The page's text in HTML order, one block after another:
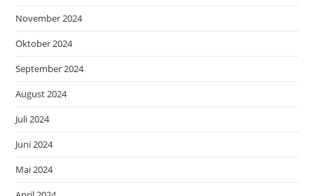
November 2024
Oktober 2024
September 2024
August 2024
Juli 2024
Juni 2024
Mai 2024